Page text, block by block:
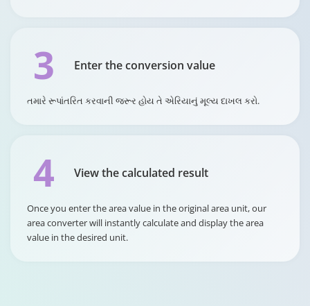
3 Enter the conversion value
તમારે રૂપાંતરિત કરવાની જરૂર હોય તે એરિયાનું મૂલ્ય દાખલ કરો.
4 View the calculated result
Once you enter the area value in the original area unit, our
area converter will instantly calculate and display the area
value in the desired unit.